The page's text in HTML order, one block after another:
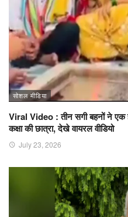
सोशल मीडिया
Viral Video : तीन सगी बहनों ने एक
कक्षा की छात्रा, देखे वायरल वीडियो
July 23, 2026